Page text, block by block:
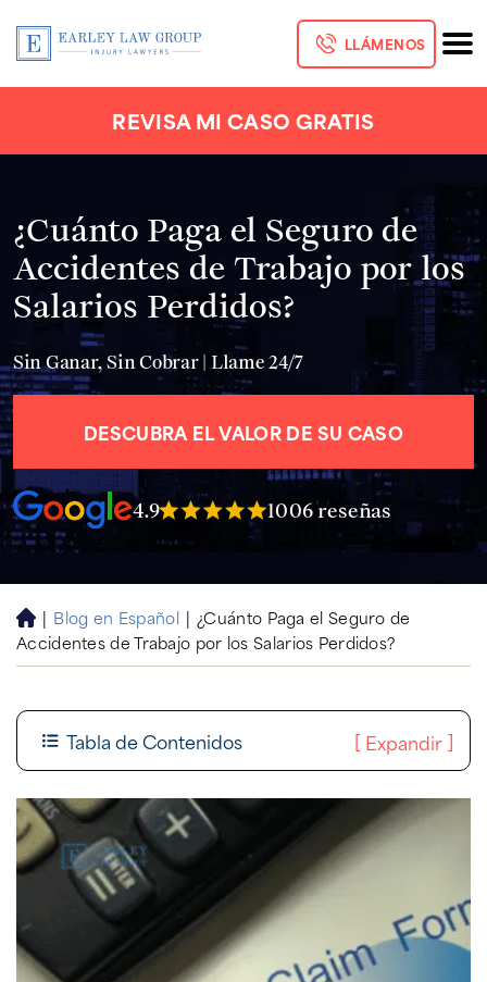
LLÁMENOS
REVISA MI CASO GRATIS
¿Cuánto Paga el Seguro de
Accidentes de Trabajo por los
Salarios Perdidos?
Sin Ganar, Sin Cobrar | Llame 24/7
DESCUBRA EL VALOR DE SU CASO
4.9 1006 reseñas
H
o
m
| Blog en Español | ¿Cuánto Paga el Seguro de
Accidentes de Trabajo por los Salarios Perdidos?
Tabla de Contenidos [ Expandir]